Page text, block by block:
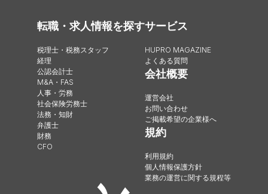
転職・求人情報を探す
税理士・税務スタッフ
経理
公認会計士
M&A・FAS
人事・労務
社会保険労務士
法務・知財
弁護士
財務
CFO
サービス
HUPRO MAGAZINE
よくある質問
会社概要
運営会社
お問い合わせ
ご掲載希望の企業様へ
規約
利用規約
個人情報保護方針
業務の運営に関する規程等